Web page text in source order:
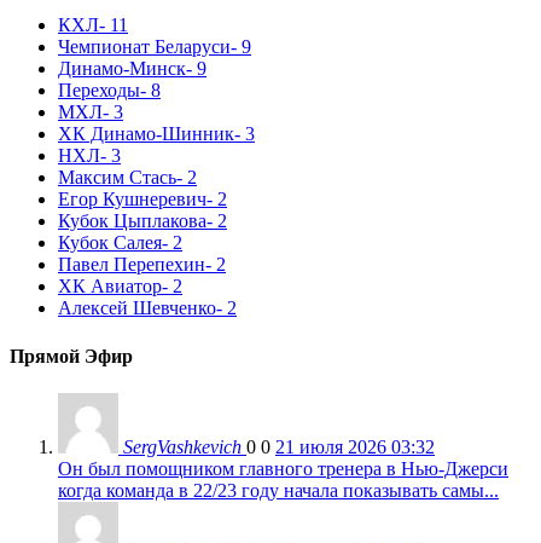
КХЛ- 11
Чемпионат Беларуси- 9
Динамо-Минск- 9
Переходы- 8
МХЛ- 3
ХК Динамо-Шинник- 3
НХЛ- 3
Максим Стась- 2
Егор Кушнеревич- 2
Кубок Цыплакова- 2
Кубок Салея- 2
Павел Перепехин- 2
ХК Авиатор- 2
Алексей Шевченко- 2
Прямой Эфир
SergVashkevich 0 0 21 июля 2026 03:32
Он был помощником главного тренера в Нью-Джерси
когда команда в 22/23 году начала показывать самы...